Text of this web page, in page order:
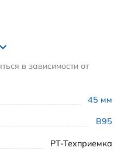
45 мм
В95
РТ-Техприемка
в зависимости от